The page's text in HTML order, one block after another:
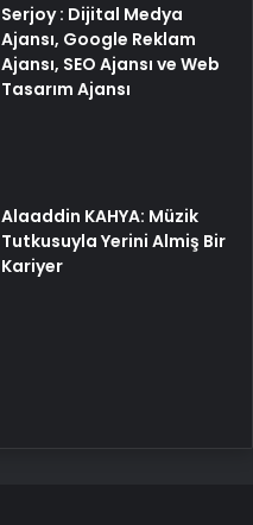
Serjoy : Dijital Medya
Ajansı, Google Reklam
Ajansı, SEO Ajansı ve Web
Tasarım Ajansı
Alaaddin KAHYA: Müzik
Tutkusuyla Yerini Almiş Bir
Kariyer